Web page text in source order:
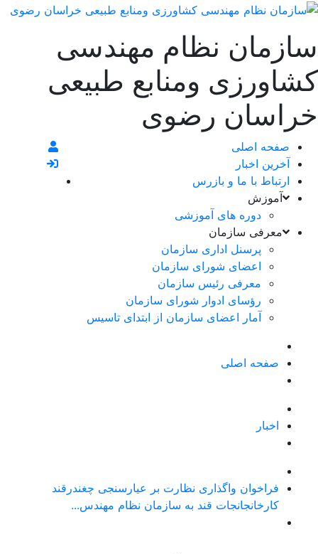
سازمان نظام مهندسی
کشاورزی ومنابع طبیعی
خراسان رضوی
صفحه اصلی
آخرین اخبار
ارتباط با ما و بازرس
آموزش
دوره های آموزشی
معرفی سازمان
پرسنل اداری سازمان
اعضای شورای سازمان
معرفی رئیس سازمان
رؤسای ادوار شورای سازمان
آمار اعضای سازمان از ابتدای تاسیس
صفحه اصلی
اخبار
فراخوان واگذاری نظارت بر عیارسنجی چغندرقند
کارخانجانجات قند به سازمان نظام مهندس...